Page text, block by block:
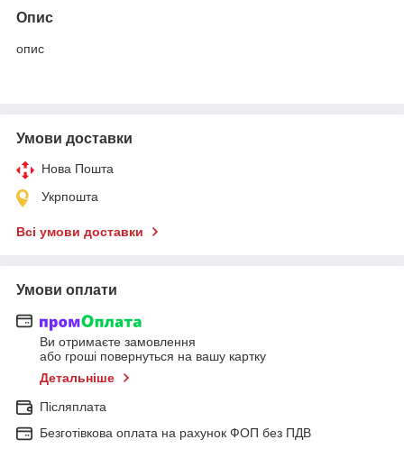
Опис
опис
Умови доставки
Нова Пошта
Укрпошта
Всі умови доставки
Умови оплати
Ви отримаєте замовлення
або гроші повернуться на вашу картку
Детальніше
Післяплата
Безготівкова оплата на рахунок ФОП без ПДВ